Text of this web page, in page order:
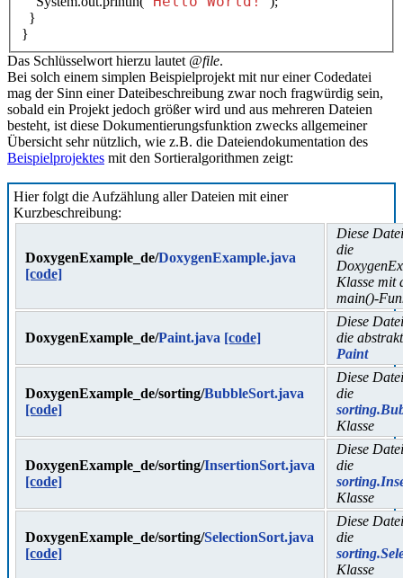
}
}
Das Schlüsselwort hierzu lautet @file.
Bei solch einem simplen Beispielprojekt mit nur einer Codedatei
mag der Sinn einer Dateibeschreibung zwar noch fragwürdig sein,
sobald ein Projekt jedoch größer wird und aus mehreren Dateien
besteht, ist diese Dokumentierungsfunktion zwecks allgemeiner
Übersicht sehr nützlich, wie z.B. die Dateiendokumentation des
Beispielprojektes mit den Sortieralgorithmen zeigt:
Hier folgt die Aufzählung aller Dateien mit einer
Kurzbeschreibung:
DoxygenExample_de/DoxygenExample.java
[code]
Diese
die
Klasse mit
main()-
DoxygenExample_de/Paint.java [code]
Diese
die
Paint
DoxygenExample_de/sorting/BubbleSort.java
[code]
Diese
die
Klasse
DoxygenExample_de/sorting/InsertionSort.java
[code]
Diese
die
Klasse
DoxygenExample_de/sorting/SelectionSort.java
[code]
Diese
die
Klasse